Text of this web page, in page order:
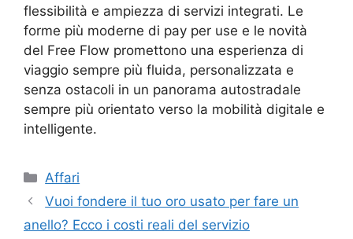
flessibilità e ampiezza di servizi integrati. Le
forme più moderne di pay per use e le novità
del Free Flow promettono una esperienza di
viaggio sempre più fluida, personalizzata e
senza ostacoli in un panorama autostradale
sempre più orientato verso la mobilità digitale e
intelligente.
Categorie
Affari
Vuoi fondere il tuo oro usato per fare un
anello? Ecco i costi reali del servizio